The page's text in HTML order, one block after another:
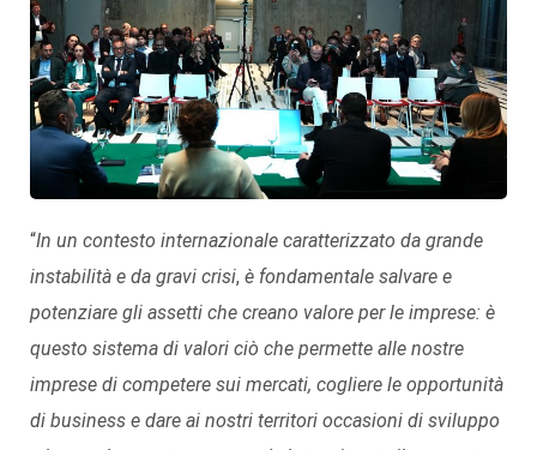
“In un contesto internazionale caratterizzato da grande
instabilità e da gravi crisi, è fondamentale salvare e
potenziare gli assetti che creano valore per le imprese: è
questo sistema di valori ciò che permette alle nostre
imprese di competere sui mercati, cogliere le opportunità
di business e dare ai nostri territori occasioni di sviluppo